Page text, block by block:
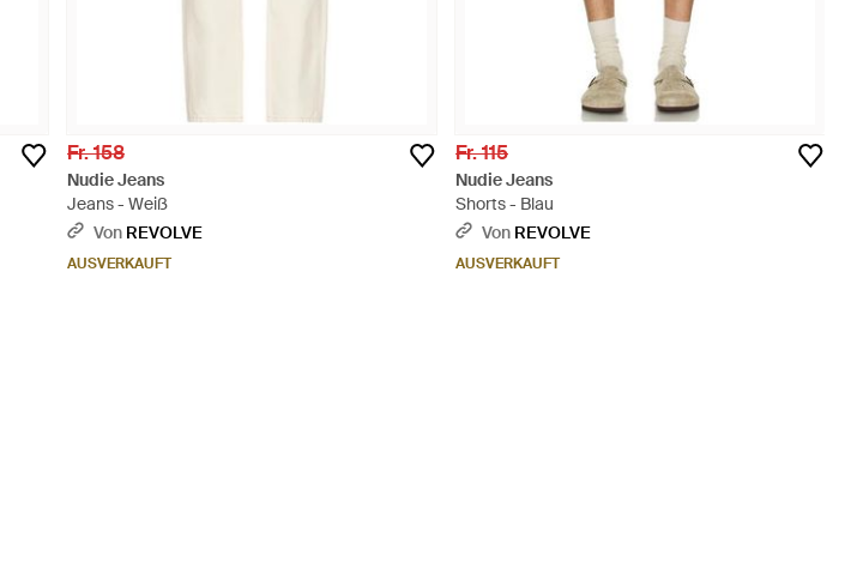
Fr. 158
Nudie Jeans
Jeans - Weiß
Von REVOLVE
AUSVERKAUFT
Fr. 115
Nudie Jeans
Shorts - Blau
Von REVOLVE
AUSVERKAUFT